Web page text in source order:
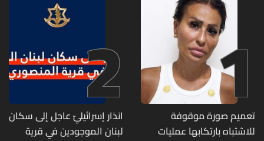
1
تعميم صورة موقوفة
للاشتباه بارتكابها عمليات
2
انذار إسرائيليّ عاجل إلى سكان
لبنان الموجودين في قرية